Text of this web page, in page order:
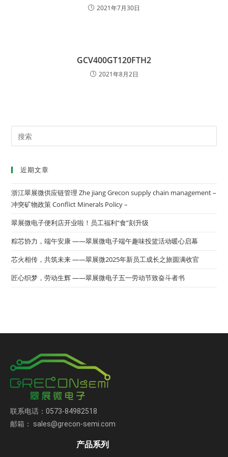
2021年7月30日
GCV400GT120FTH2
2021年8月2日
近期文章
浙江翠展微供应链管理 Zhe jiang Grecon supply chain management –
冲突矿物政策 Conflict Minerals Policy –
翠展微电子便利店开业啦！员工福利“食”刻升级
粽芯协力，端午安康 ——翠展微电子端午趣味投篮活动暖心启幕
芯火相传，共筑未来 ——翠展微2025年新员工成长之旅圆满收官
匠心织梦，劳动生辉 ——翠展微电子五一劳动节致奋斗者书
联系电话：0573-84982518
邮箱： sales@grecon-semi.com
产品系列